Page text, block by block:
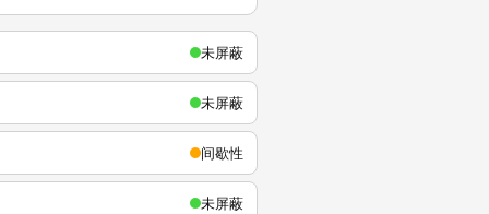
未屏蔽
未屏蔽
间歇性
未屏蔽